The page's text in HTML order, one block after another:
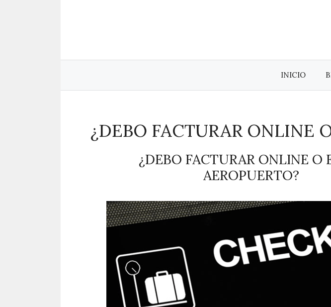
INICIO
¿DEBO FACTURAR ONLINE
¿DEBO FACTURAR ONLINE O
AEROPUERTO?